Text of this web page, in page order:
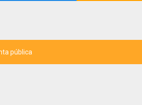
pública